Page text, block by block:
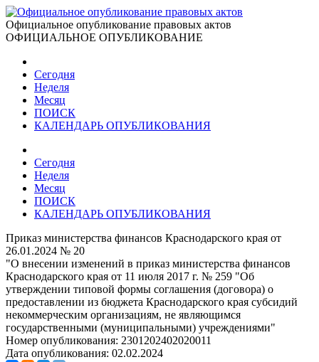
Официальное опубликование правовых актов
ОФИЦИАЛЬНОЕ ОПУБЛИКОВАНИЕ
Сегодня
Неделя
Месяц
ПОИСК
КАЛЕНДАРЬ ОПУБЛИКОВАНИЯ
Сегодня
Неделя
Месяц
ПОИСК
КАЛЕНДАРЬ ОПУБЛИКОВАНИЯ
Приказ министерства финансов Краснодарского края от
26.01.2024 № 20
"О внесении изменений в приказ министерства финансов
Краснодарского края от 11 июля 2017 г. № 259 "Об
утверждении типовой формы соглашения (договора) о
предоставлении из бюджета Краснодарского края субсидий
некоммерческим организациям, не являющимся
государственными (муниципальными) учреждениями"
Номер опубликования: 2301202402020011
Дата опубликования: 02.02.2024